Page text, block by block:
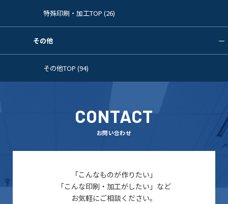
特殊印刷・加工TOP (26)
その他
その他TOP (94)
CONTACT
お問い合わせ
「こんなものが作りたい」
「こんな印刷・加工がしたい」など
お気軽にご相談ください。